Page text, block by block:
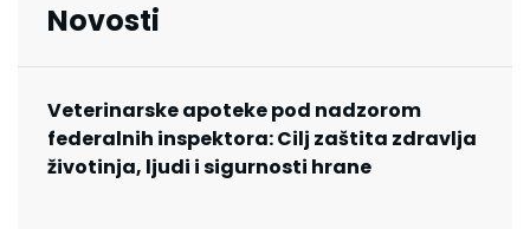
Novosti
Veterinarske apoteke pod nadzorom
federalnih inspektora: Cilj zaštita zdravlja
životinja, ljudi i sigurnosti hrane